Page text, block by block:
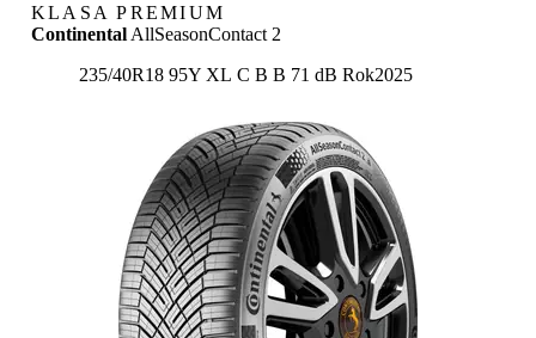
KLASA PREMIUM
Continental AllSeasonContact 2
235/40R18 95Y XL Etykieta:
C B B 71 dB Rok2025